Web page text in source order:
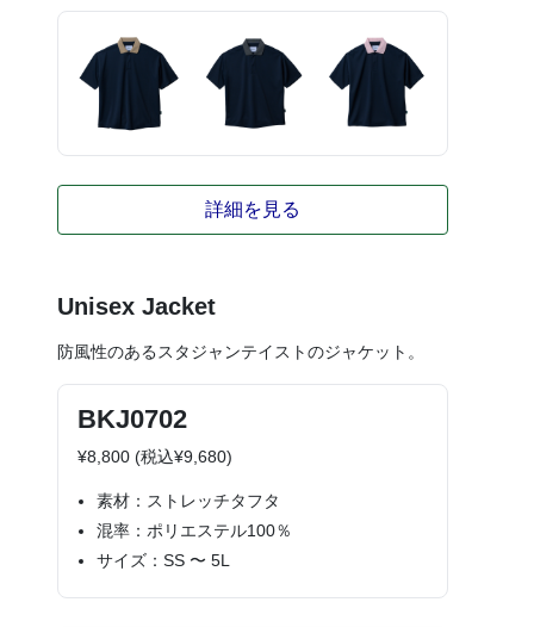
詳細を見る
Unisex Jacket
防風性のあるスタジャンテイストのジャケット。
BKJ0702
¥8,800 (税込¥9,680)
素材：ストレッチタフタ
混率：ポリエステル100％
サイズ：SS 〜 5L